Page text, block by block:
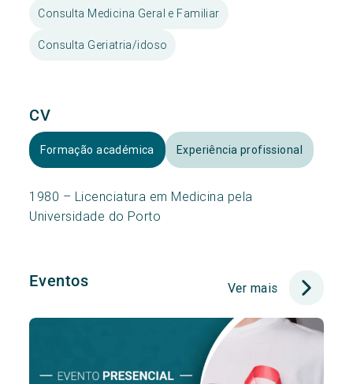
Consulta Medicina Geral e Familiar
Consulta Geriatria/idoso
CV
Formação académica Experiência profissional
1980 – Licenciatura em Medicina pela
Universidade do Porto
Eventos Ver mais